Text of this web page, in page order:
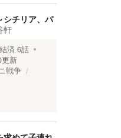
チリア、パ
軒
済 6話
更新
戦争